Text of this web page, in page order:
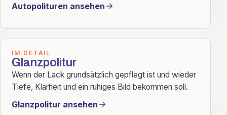
Autopolituren ansehen
IM DETAIL
Glanzpolitur
Wenn der Lack grundsätzlich gepflegt ist und wieder
Tiefe, Klarheit und ein ruhiges Bild bekommen soll.
Glanzpolitur ansehen